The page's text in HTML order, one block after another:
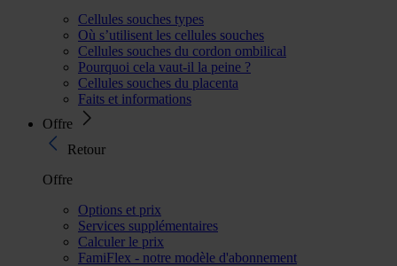
Cellules souches types
Où s’utilisent les cellules souches
Cellules souches du cordon ombilical
Pourquoi cela vaut-il la peine ?
Cellules souches du placenta
Faits et informations
Offre
Retour
Offre
Options et prix
Services supplémentaires
Calculer le prix
FamiFlex - notre modèle d'abonnement